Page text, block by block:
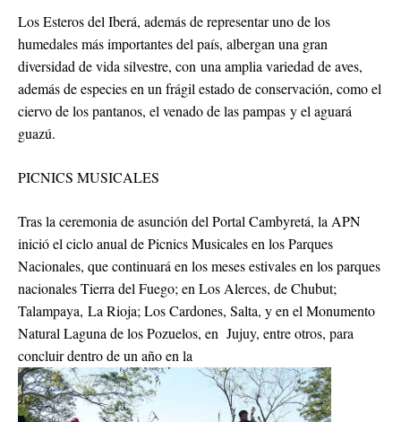
Los Esteros del Iberá, además de representar uno de los
humedales más importantes del país, albergan una gran
diversidad de vida silvestre, con una amplia variedad de aves,
además de especies en un frágil estado de conservación, como el
ciervo de los pantanos, el venado de las pampas y el aguará
guazú.
PICNICS MUSICALES
Tras la ceremonia de asunción del Portal Cambyretá, la APN
inició el ciclo anual de Picnics Musicales en los Parques
Nacionales, que continuará en los meses estivales en los parques
nacionales Tierra del Fuego; en Los Alerces, de Chubut;
Talampaya, La Rioja; Los Cardones, Salta, y en el Monumento
Natural Laguna de los Pozuelos, en Jujuy, entre otros, para
concluir dentro de un año en la